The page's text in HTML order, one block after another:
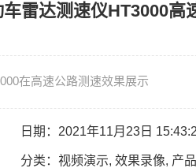
雷达测速仪HT3000高
在高速公路测速效果展示
日期：2021年11月23日
分类： 视频演示, 效果录像, 产